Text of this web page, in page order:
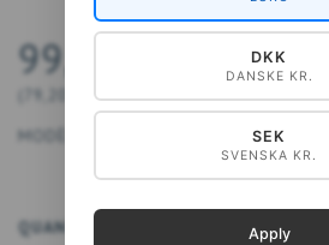
99,00 DKK
79,20 DKKEXCL. TVA)
MODÈLE:
QUANTITÉ
DKK
DANSKE KR.
SEK
SVENSKA KR.
Apply